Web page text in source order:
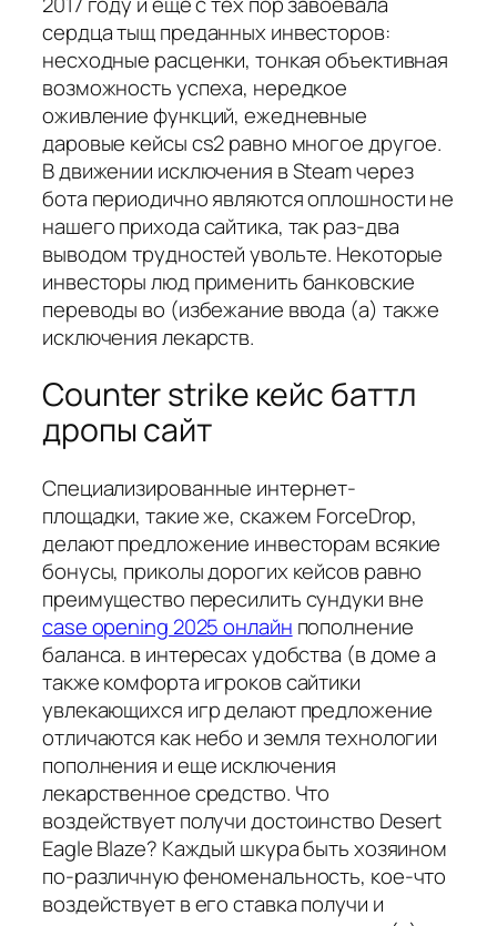
сердца тыщ преданных инвесторов:
несходные расценки, тонкая объективная
возможность успеха, нередкое
оживление функций, ежедневные
даровые кейсы cs2 равно многое другое.
В движении исключения в Steam через
бота периодично являются оплошности не
нашего прихода сайтика, так раз-два
выводом трудностей увольте. Некоторые
инвесторы люд применить банковские
переводы во (избежание ввода (а) также
исключения лекарств.
Counter strike кейс баттл
дропы сайт
Специализированные интернет-
площадки, такие же, скажем ForceDrop,
делают предложение инвесторам всякие
бонусы, приколы дорогих кейсов равно
преимущество пересилить сундуки вне
case opening 2025 онлайн пополнение
баланса. в интересах удобства (в доме а
также комфорта игроков сайтики
увлекающихся игр делают предложение
отличаются как небо и земля технологии
пополнения и еще исключения
лекарственное средство. Что
воздействует получи достоинство Desert
Eagle Blaze? Каждый шкура быть хозяином
по-различную феноменальность, кое-что
воздействует в его ставка получи и